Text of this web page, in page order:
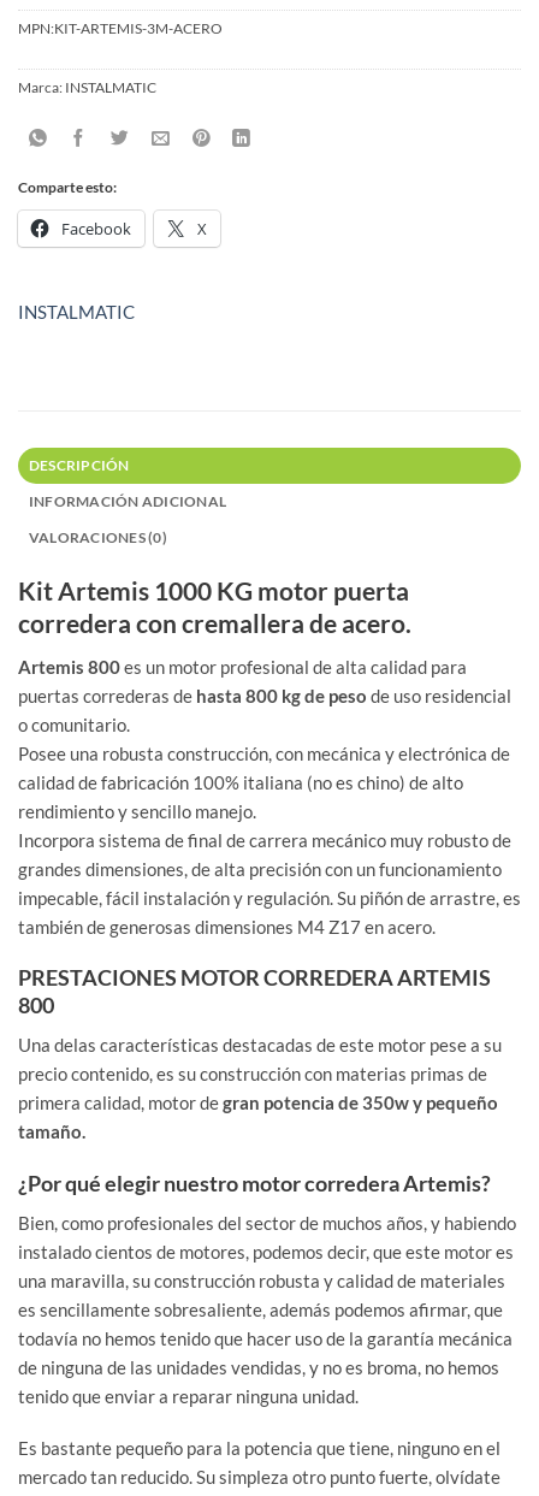
MPN:KIT-ARTEMIS-3M-ACERO
Marca: INSTALMATIC
Comparte esto:
Facebook X
INSTALMATIC
DESCRIPCIÓN
INFORMACIÓN ADICIONAL
VALORACIONES (0)
Kit Artemis 1000 KG motor puerta
corredera con cremallera de acero.
Artemis 800es un motor profesional de alta calidad para
puertas correderas de hasta 800 kg de peso de uso residencial
o comunitario.
Posee una robusta construcción, con mecánica y electrónica de
calidad de fabricación 100% italiana (no es chino) de alto
rendimiento y sencillo manejo.
Incorpora sistema de final de carrera mecánico muy robusto de
grandes dimensiones, de alta precisión con un funcionamiento
impecable, fácil instalación y regulación. Su piñón de arrastre, es
también de generosas dimensiones M4 Z17 en acero.
PRESTACIONES MOTOR CORREDERA ARTEMIS
800
Una delas características destacadas de este motor pese a su
precio contenido, es su construcción con materias primas de
primera calidad, motor degran potencia de 350w y pequeño
tamaño.
¿Por qué elegir nuestro motor corredera Artemis?
Bien, como profesionales del sector de muchos años, y habiendo
instalado cientos de motores, podemos decir, que este motor es
una maravilla, su construcción robusta y calidad de materiales
es sencillamente sobresaliente, además podemos afirmar, que
todavía no hemos tenido que hacer uso de la garantía mecánica
de ninguna de las unidades vendidas, y no es broma, no hemos
tenido que enviar a reparar ninguna unidad.
Es bastante pequeño para la potencia que tiene, ninguno en el
mercado tan reducido. Su simpleza otro punto fuerte, olvídate